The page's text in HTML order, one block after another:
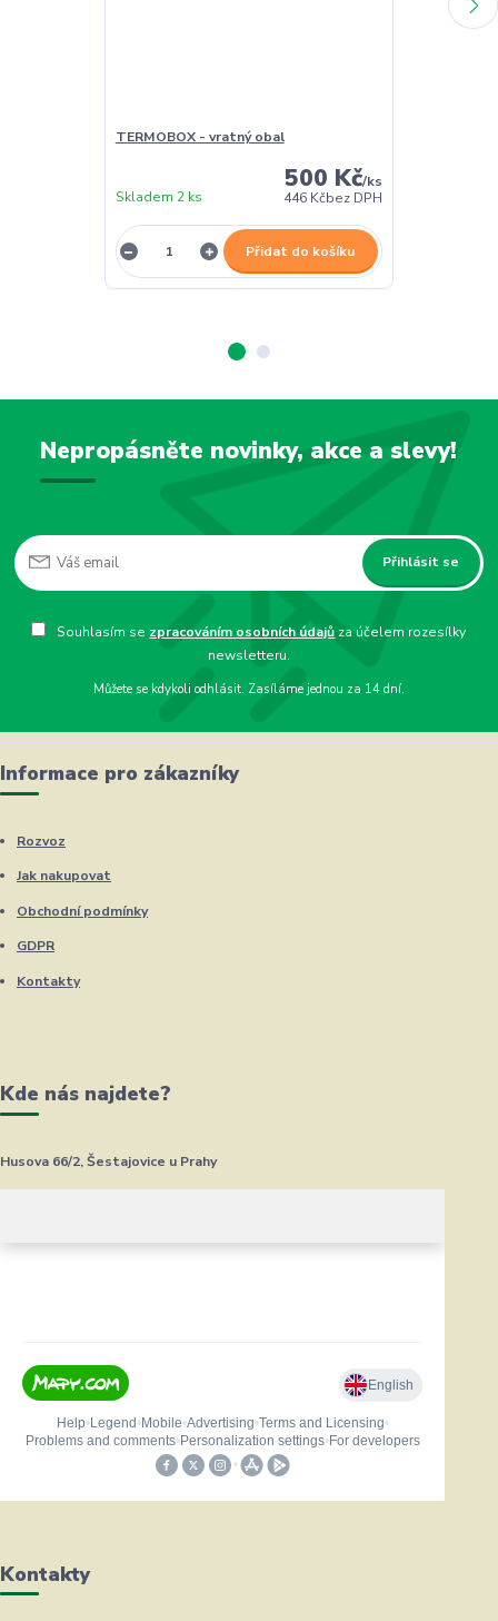
TERMOBOX - vratný obal
500 Kč/ks
446 Kčbez DPH
Skladem 2 ks
Přidat do košíku
Nepropásněte novinky, akce a slevy!
Přihlásit se
Souhlasím se zpracováním osobních údajů za účelem rozesílky
newsletteru.
Můžete se kdykoli odhlásit. Zasíláme jednou za 14 dní.
Informace pro zákazníky
Rozvoz
Jak nakupovat
Obchodní podmínky
GDPR
Kontakty
Kde nás najdete?
Husova 66/2, Šestajovice u Prahy
Kontakty